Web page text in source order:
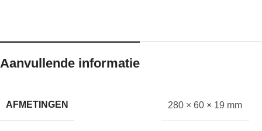
Aanvullende informatie
AFMETINGEN 280 × 60 × 19 mm